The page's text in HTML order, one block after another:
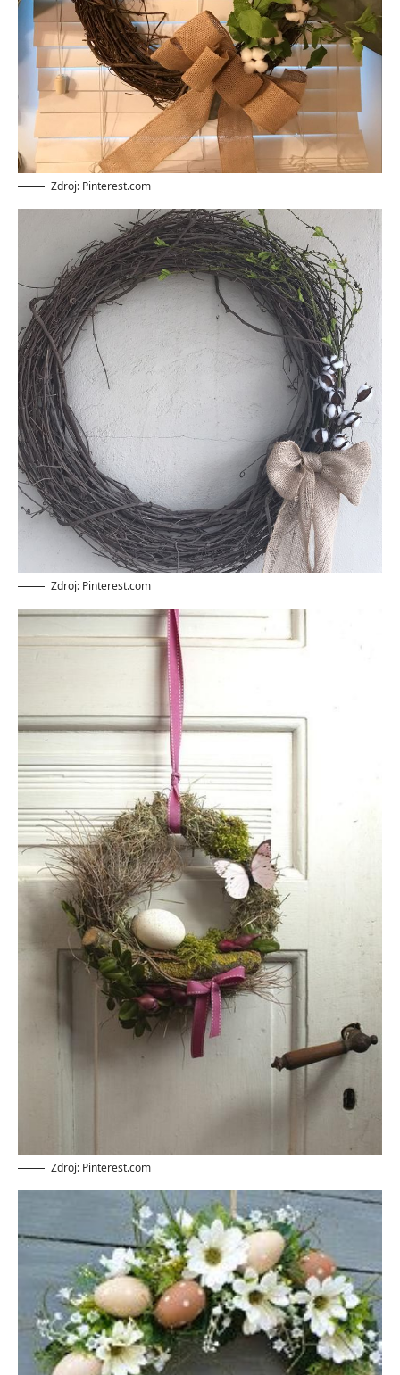
Zdroj: Pinterest.com
Zdroj: Pinterest.com
Zdroj: Pinterest.com